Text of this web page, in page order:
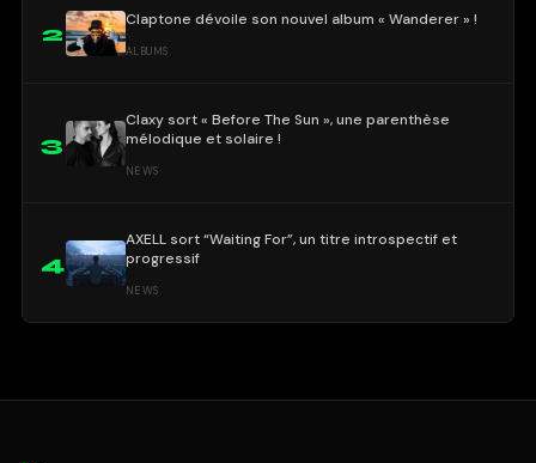
2
Claptone dévoile son nouvel album « Wanderer » !
ALBUMS
3
Claxy sort « Before The Sun », une parenthèse
mélodique et solaire !
NEWS
4
AXELL sort “Waiting For”, un titre introspectif et
progressif
NEWS